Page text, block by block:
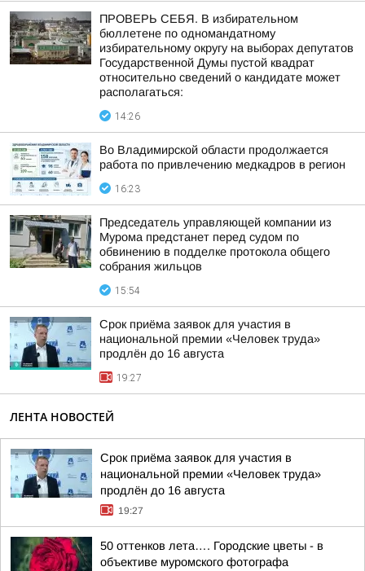
ПРОВЕРЬ СЕБЯ. В избирательном
бюллетене по одномандатному
избирательному округу на выборах депутатов
Государственной Думы пустой квадрат
относительно сведений о кандидате может
располагаться:
14:26
Во Владимирской области продолжается
работа по привлечению медкадров в регион
16:23
Председатель управляющей компании из
Мурома предстанет перед судом по
обвинению в подделке протокола общего
собрания жильцов
15:54
Срок приёма заявок для участия в
национальной премии «Человек труда»
продлён до 16 августа
19:27
ЛЕНТА НОВОСТЕЙ
Срок приёма заявок для участия в
национальной премии «Человек труда»
продлён до 16 августа
19:27
50 оттенков лета…. Городские цветы - в
объективе муромского фотографа